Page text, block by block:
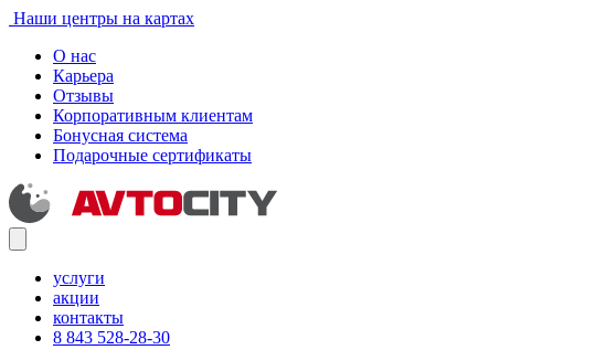
Наши центры на картах
О нас
Карьера
Отзывы
Корпоративным клиентам
Бонусная система
Подарочные сертификаты
услуги
акции
контакты
8 843 528-28-30